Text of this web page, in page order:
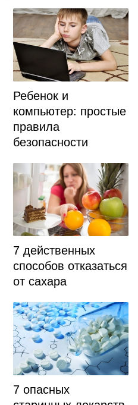
Ребенок и
компьютер: простые
правила
безопасности
7 действенных
способов отказаться
от сахара
7 опасных